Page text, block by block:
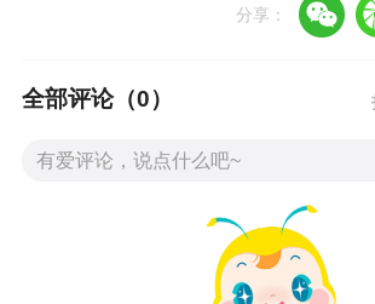
据考试大纲、考情动态，编
试趋势，查漏补缺，调整方向
分享：
全部评论（0）